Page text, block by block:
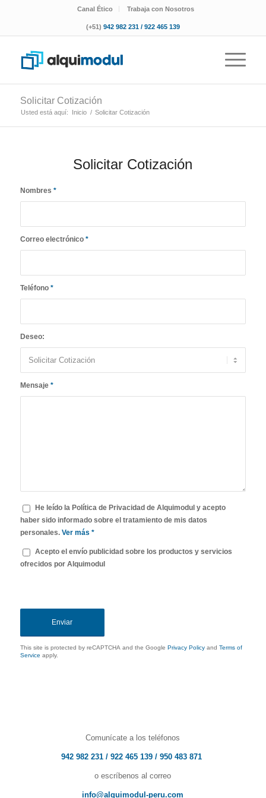
Canal Ético Trabaja con Nosotros
(+51) 942 982 231 / 922 465 139
Solicitar Cotización
Usted está aquí: Inicio / Solicitar Cotización
Solicitar Cotización
Nombres *
Correo electrónico *
Teléfono *
Deseo:
Mensaje *
He leído la Política de Privacidad de Alquimodul y acepto
haber sido informado sobre el tratamiento de mis datos
personales. Ver más *
Acepto el envío publicidad sobre los productos y servicios
ofrecidos por Alquimodul
This site is protected by reCAPTCHA and the Google Privacy Policyand Terms of
Service apply.
Comunícate a los teléfonos
942 982 231 / 922 465 139 /950 483 871
o escríbenos al correo
info@alquimodul-peru.com